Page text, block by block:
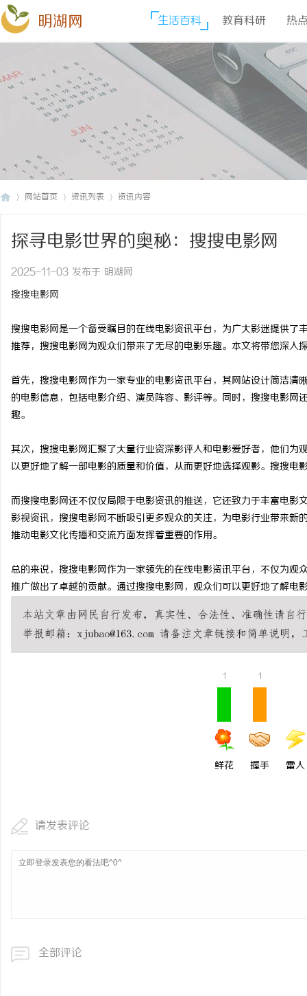
明湖网 生活百科 教育科研 热
网站首页 资讯列表 资讯内容
探寻电影世界的奥秘：搜搜电影网
2025-11-03 发布于 明湖网
搜搜电影网
搜搜电影网是一个备受瞩目的在线电影资讯平台，为广大影迷提供
推荐，搜搜电影网为观众们带来了无尽的电影乐趣。本文将带您深入
首先，搜搜电影网作为一家专业的电影资讯平台，其网站设计简洁
的电影信息，包括电影介绍、演员阵容、影评等。同时，搜搜电影
趣。
其次，搜搜电影网汇聚了大量行业资深影评人和电影爱好者，他们
以更好地了解一部电影的质量和价值，从而更好地选择观影。搜搜
而搜搜电影网还不仅仅局限于电影资讯的推送，它还致力于丰富电
影视资讯，搜搜电影网不断吸引更多观众的关注，为电影行业带来
推动电影文化传播和交流方面发挥着重要的作用。
总的来说，搜搜电影网作为一家领先的在线电影资讯平台，不仅为
推广做出了卓越的贡献。通过搜搜电影网，观众们可以更好地了解电
1
鲜花
1
握手 雷人
请发表评论
全部评论
商标转让：交易风险与避